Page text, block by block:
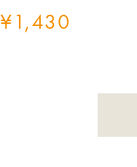
¥1,430